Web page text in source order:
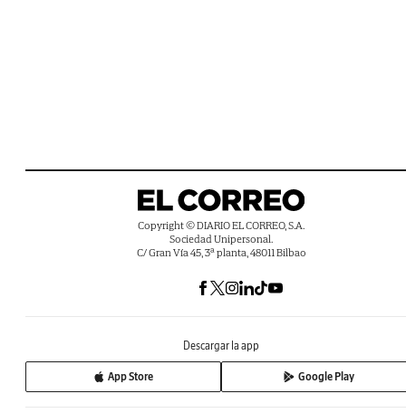
Copyright © DIARIO EL CORREO, S.A.
Sociedad Unipersonal.
C/ Gran Vía 45, 3ª planta, 48011 Bilbao
Descargar la app
App Store Google Play